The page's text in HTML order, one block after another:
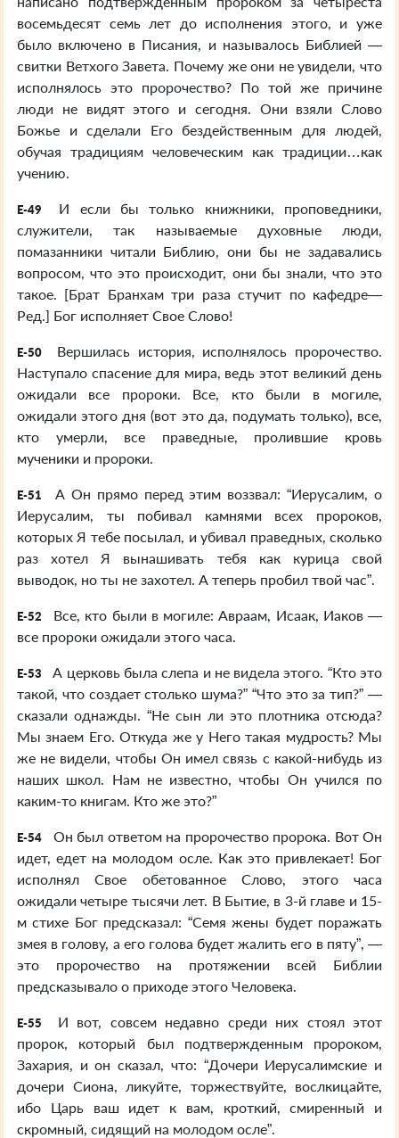
восемьдесят семь лет до исполнения этого, и уже
было включено в Писания, и называлось Библией —
свитки Ветхого Завета. Почему же они не увидели, что
исполнялось это пророчество? По той же причине
люди не видят этого и сегодня. Они взяли Слово
Божье и сделали Его бездейственным для людей,
обучая традициям человеческим как традиции…как
учению.
E-49
И если бы только книжники, проповедники,
служители, так называемые духовные люди,
помазанники читали Библию, они бы не задавались
вопросом, что это происходит, они бы знали, что это
такое. [Брат Бранхам три раза стучит по кафедре—
Ред.] Бог исполняет Свое Слово!
E-50
Вершилась история, исполнялось пророчество.
Наступало спасение для мира, ведь этот великий день
ожидали все пророки. Все, кто были в могиле,
ожидали этого дня (вот это да, подумать только), все,
кто умерли, все праведные, пролившие кровь
мученики и пророки.
E-51
А Он прямо перед этим воззвал: “Иерусалим, о
Иерусалим, ты побивал камнями всех пророков,
которых Я тебе посылал, и убивал праведных, сколько
раз хотел Я вынашивать тебя как курица свой
выводок, но ты не захотел. А теперь пробил твой час”.
E-52
Все, кто были в могиле: Авраам, Исаак, Иаков —
все пророки ожидали этого часа.
E-53
А церковь была слепа и не видела этого. “Кто это
такой, что создает столько шума?” “Что это за тип?” —
сказали однажды. “Не сын ли это плотника отсюда?
Мы знаем Его. Откуда же у Него такая мудрость? Мы
же не видели, чтобы Он имел связь с какой-нибудь из
наших школ. Нам не известно, чтобы Он учился по
каким-то книгам. Кто же это?”
E-54
Он был ответом на пророчество пророка. Вот Он
идет, едет на молодом осле. Как это привлекает! Бог
исполнял Свое обетованное Слово, этого часа
ожидали четыре тысячи лет. В Бытие, в 3-й главе и 15-
м стихе Бог предсказал: “Семя жены будет поражать
змея в голову, а его голова будет жалить его в пяту”, —
это пророчество на протяжении всей Библии
предсказывало о приходе этого Человека.
E-55
И вот, совсем недавно среди них стоял этот
пророк, который был подтвержденным пророком,
Захария, и он сказал, что: “Дочери Иерусалимские и
дочери Сиона, ликуйте, торжествуйте, вослкицайте,
ибо Царь ваш идет к вам, кроткий, смиренный и
скромный, сидящий на молодом осле”.